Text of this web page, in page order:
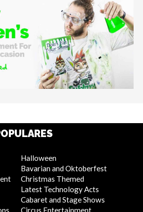
Halloween
Bavarian and Oktoberfest
Christmas Themed
Latest Technology Acts
Cabaret and Stage Shows
Circus Entertainment